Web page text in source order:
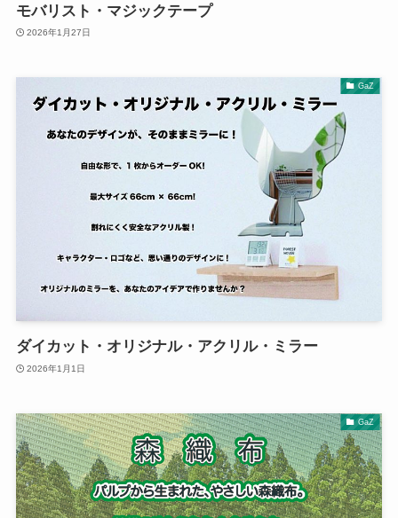
モバリスト・マジックテープ
2026年1月27日
GaZ
ダイカット・オリジナル・アクリル・ミラー
2026年1月1日
GaZ